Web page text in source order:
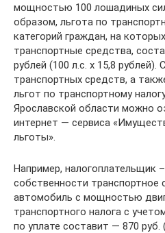
мощностью 100 лошадиных
образом, льгота по
категорий граждан, на
транспортные средства,
рублей (100 л.с. х 15,8
транспортных средств, а
льгот по транспортному
Ярославской области можно
интернет — сервиса
льготы».
Например, налогоплательщик
собственности транспортное
автомобиль с мощностью
транспортного налога с
по уплате составит — 870 руб.